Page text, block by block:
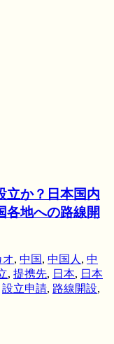
立か？日本国内
各地への路線開
オ, 中国, 中国人 , 中
, 提携先, 日本, 日本
設立申請, 路線開設,